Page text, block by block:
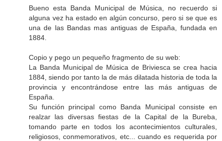
Bueno esta Banda Municipal de Música, no recuerdo si
alguna vez ha estado en algún concurso, pero si se que es
una de las Bandas mas antiguas de España, fundada en
1884.
Copio y pego un pequeño fragmento de su web:
La Banda Municipal de Música de Briviesca se crea hacia
1884, siendo por tanto la de más dilatada historia de toda la
provincia y encontrándose entre las más antiguas de
España.
Su función principal como Banda Municipal consiste en
realzar las diversas fiestas de la Capital de la Bureba,
tomando parte en todos los acontecimientos culturales,
religiosos, conmemorativos, etc... cuando es requerida por